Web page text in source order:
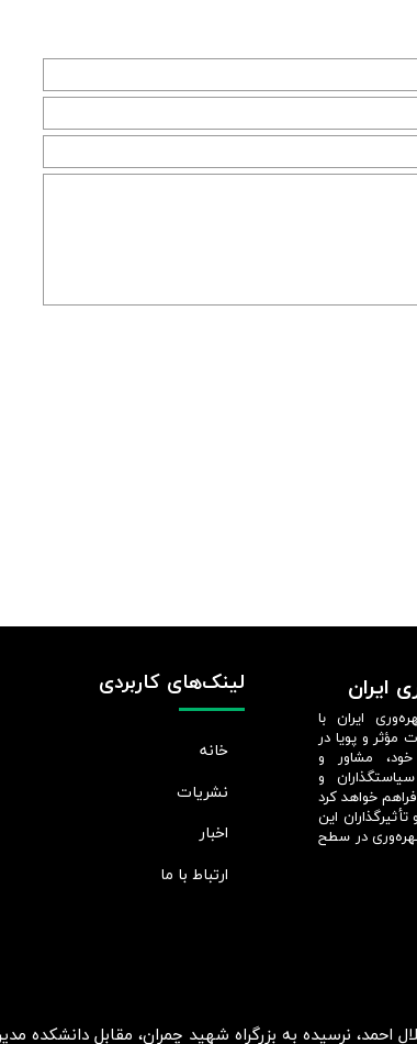
ایران
احمد، نرسیده به بزرگراه شهید چمران، مقابل دانشکده مدیریت
لینک‌های کاربردی
خانه
نشریات
اخبار
ارتباط با ما
ایران با
مؤثر و پویا در
مشاور و
و
خواهد کرد
این
در سطح